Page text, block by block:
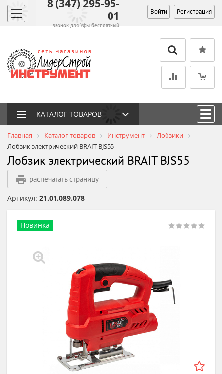
8 (347) 295-95-
01
звонок для Уфы бесплатный
Войти Регистрация
КАТАЛОГ ТОВАРОВ
Главная Каталог товаров Инструмент
Лобзики
Лобзик электрический BRAIT BJS55
Лобзик электрический BRAIT BJS55
распечатать страницу
Артикул: 21.01.089.078
Новинка